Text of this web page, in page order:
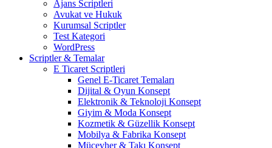
Ajans Scriptleri
Avukat ve Hukuk
Kurumsal Scriptler
Test Kategori
WordPress
Scriptler & Temalar
E Ticaret Scriptleri
Genel E-Ticaret Temaları
Dijital & Oyun Konsept
Elektronik & Teknoloji Konsept
Giyim & Moda Konsept
Kozmetik & Güzellik Konsept
Mobilya & Fabrika Konsept
Mücevher & Takı Konsept